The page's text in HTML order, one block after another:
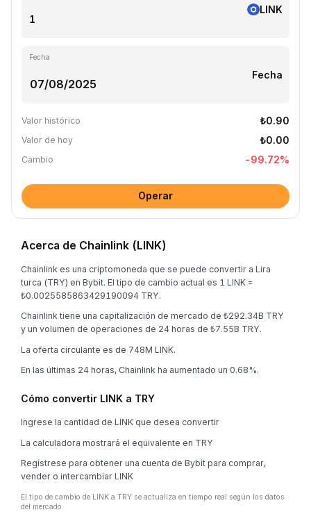
LINK
Fecha
Fecha
Valor histórico ₺0.90
Valor de hoy ₺0.00
Cambio -99.72%
Operar
Acerca de Chainlink (LINK)
Chainlink es una criptomoneda que se puede convertir a Lira
turca (TRY) en Bybit. El tipo de cambio actual es 1 LINK =
₺0.0025585863429190094 TRY.
Chainlink tiene una capitalización de mercado de ₺292.34B TRY
y un volumen de operaciones de 24 horas de ₺7.55B TRY.
La oferta circulante es de 748M LINK.
En las últimas 24 horas, Chainlink ha aumentado un 0.68%.
Cómo convertir LINK a TRY
Ingrese la cantidad de LINK que desea convertir
La calculadora mostrará el equivalente en TRY
Regístrese para obtener una cuenta de Bybit para comprar,
vender o intercambiar LINK
El tipo de cambio de LINK a TRY se actualiza en tiempo real según los datos
del mercado.